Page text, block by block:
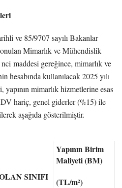
ve 85/9707 sayılı Bakanlar
Mimarlık ve Mühendislik
nci maddesi gereğince, mimarlık ve
hesabında kullanılacak 2025 yılı
yapının mimarlık hizmetlerine esas
hariç, genel giderler (%15) ile
aşağıda gösterilmiştir.
SINIFI
Yapının Birim
Maliyeti (BM)
(TL/m²)